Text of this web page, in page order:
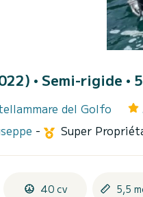
• Semi-rigide •
del Golfo
- Super
40 cv 5,5